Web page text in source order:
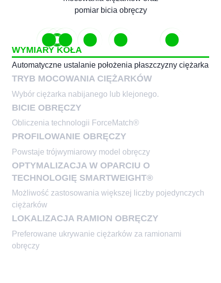
pomiar bicia obręczy
Wybór ciężarka nabijanego lub
klejonego.
Obliczenia technologii
ForceMatch®
Powstaje trójwymiarowy model
obręczy
Możliwość
WYMIARY KOŁA
Automatyczne ustalanie położenia płaszczyzny ciężarka
TRYB MOCOWANIA CIĘŻARKÓW
Wybór ciężarka nabijanego lub klejonego.
BICIE OBRĘCZY
Obliczenia technologii ForceMatch®
PROFILOWANIE OBRĘCZY
Powstaje trójwymiarowy model obręczy
OPTYMALIZACJA W OPARCIU O
TECHNOLOGIĘ SMARTWEIGHT®
Możliwość zastosowania większej liczby pojedynczych
ciężarków
LOKALIZACJA RAMION OBRĘCZY
Preferowane ukrywanie ciężarków za ramionami
obręczy